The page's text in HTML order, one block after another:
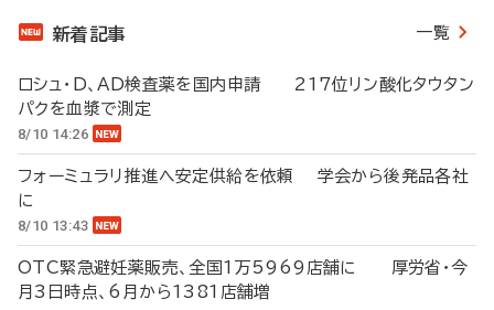
新着記事 一覧
ロシュ・D、AD検査薬を国内申請 217位リン酸化タウタン
パクを血漿で測定
8/10 14:26
フォーミュラリ推進へ安定供給を依頼 学会から後発品各社
に
8/10 13:43
OTC緊急避妊薬販売、全国1万5969店舗に 厚労省・今
月3日時点、6月から1381店舗増